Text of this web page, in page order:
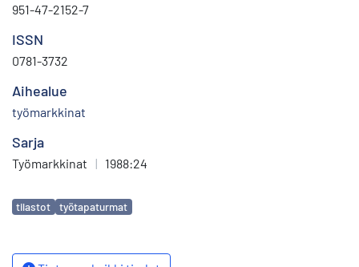
951-47-2152-7
ISSN
0781-3732
Aihealue
työmarkkinat
Sarja
Työmarkkinat | 1988:24
Avainsanat
tilastot työtapaturmat